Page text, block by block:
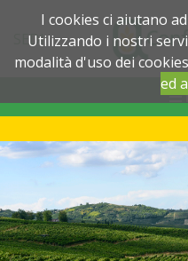
SEDI
I cookies ci aiutano
Utilizzando i nostri
modalità d'uso dei
ed